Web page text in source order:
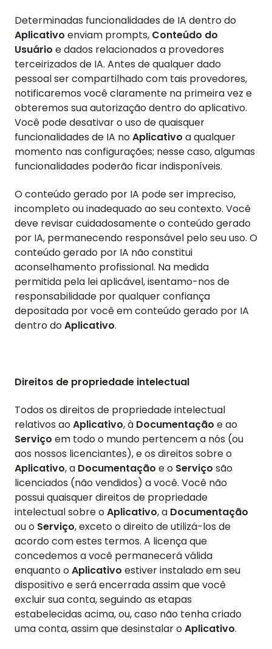
Determinadas funcionalidades de IA dentro do
Aplicativo enviam prompts, Conteúdo do
Usuário e dados relacionados a provedores
terceirizados de IA. Antes de qualquer dado
pessoal ser compartilhado com tais provedores,
notificaremos você claramente na primeira vez e
obteremos sua autorização dentro do aplicativo.
Você pode desativar o uso de quaisquer
funcionalidades de IA noAplicativo a qualquer
momento nas configurações; nesse caso, algumas
funcionalidades poderão ficar indisponíveis.
O conteúdo gerado por IA pode ser impreciso,
incompleto ou inadequado ao seu contexto. Você
deve revisar cuidadosamente o conteúdo gerado
por IA, permanecendo responsável pelo seu uso. O
conteúdo gerado por IA não constitui
aconselhamento profissional. Na medida
permitida pela lei aplicável, isentamo-nos de
responsabilidade por qualquer confiança
depositada por você em conteúdo gerado por IA
dentro doAplicativo.
Direitos de propriedade intelectual
Todos os direitos de propriedade intelectual
relativos aoAplicativo, à Documentação e ao
Serviço em todo o mundo pertencem a nós (ou
aos nossos licenciantes), e os direitos sobre o
Aplicativo, a Documentação e o Serviço são
licenciados (não vendidos) a você. Você não
possui quaisquer direitos de propriedade
intelectual sobre oAplicativo, a Documentação
ou o Serviço, exceto o direito de utilizá-los de
acordo com estes termos. A licença que
concedemos a você permanecerá válida
enquanto oAplicativo estiver instalado em seu
dispositivo e será encerrada assim que você
excluir sua conta, seguindo as etapas
estabelecidas acima, ou, caso não tenha criado
uma conta, assim que desinstalar oAplicativo.